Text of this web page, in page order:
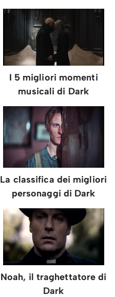
I 5 migliori momenti
musicali di Dark
La classifica dei migliori
personaggi di Dark
Noah, il traghettatore di
Dark